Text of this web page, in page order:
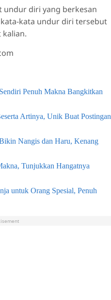
undur diri yang berkesan
kata undur diri tersebut
Penuh Makna Bangkitkan
Artinya, Unik Buat Postingan
Nangis dan Haru, Kenang
Tunjukkan Hangatnya
untuk Orang Spesial, Penuh